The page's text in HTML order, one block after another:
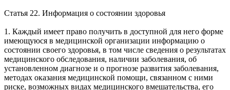
Статья 22. Информация о состоянии здоровья
1. Каждый имеет право получить в доступной для него форме
имеющуюся в медицинской организации информацию о
состоянии своего здоровья, в том числе сведения о результатах
медицинского обследования, наличии заболевания, об
установленном диагнозе и о прогнозе развития заболевания,
методах оказания медицинской помощи, связанном с ними
риске, возможных видах медицинского вмешательства, его